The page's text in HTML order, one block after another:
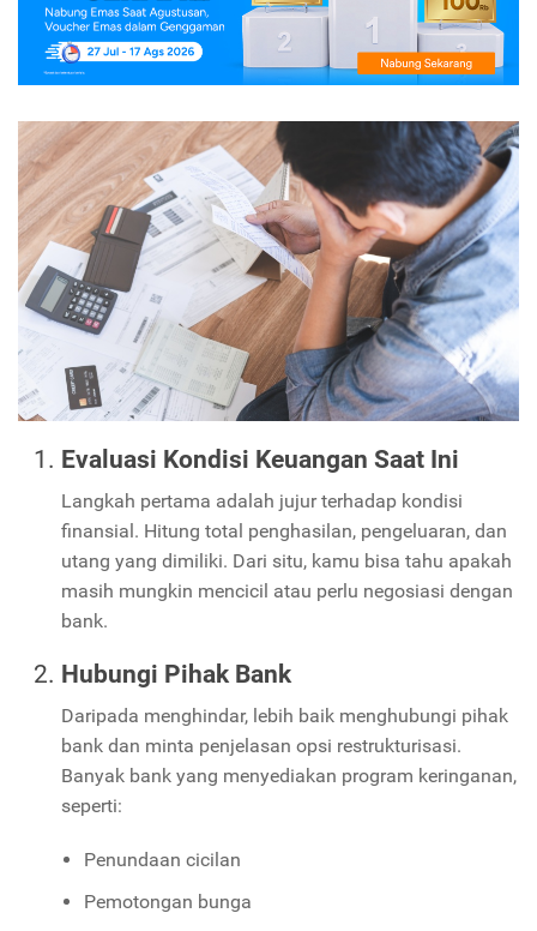
Evaluasi Kondisi Keuangan Saat Ini
Langkah pertama adalah jujur terhadap kondisi
finansial. Hitung total penghasilan, pengeluaran, dan
utang yang dimiliki. Dari situ, kamu bisa tahu apakah
masih mungkin mencicil atau perlu negosiasi dengan
bank.
Hubungi Pihak Bank
Daripada menghindar, lebih baik menghubungi pihak
bank dan minta penjelasan opsi restrukturisasi.
Banyak bank yang menyediakan program keringanan,
seperti:
Penundaan cicilan
Pemotongan bunga